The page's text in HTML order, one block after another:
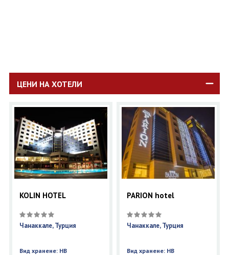
ЦЕНИ НА ХОТЕЛИ
KOLIN HOTEL
Чанаккале, Турция
Вид хранене: HB
PARION hotel
Чанаккале, Турция
Вид хранене: HB